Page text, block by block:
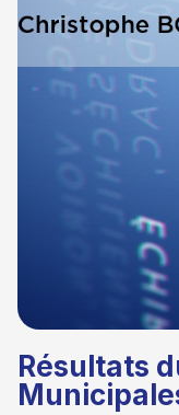
Résultats